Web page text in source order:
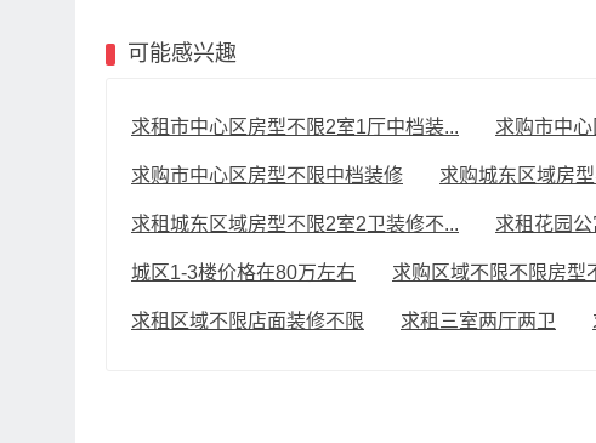
可能感兴趣
求租市中心区房型不限2室1厅中档装... 求购市中
求购市中心区房型不限中档装修 求购城东区域房
求租城东区域房型不限2室2卫装修不... 求租花园
城区1-3楼价格在80万左右 求购区域不限不限房型
求租区域不限店面装修不限 求租三室两厅两卫